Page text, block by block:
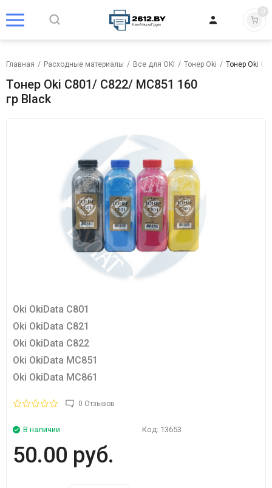
0
Главная / Расходные материалы / Все для OKI / Тонер Oki / Тонер Oki
Тонер Oki C801/ C822/ MC851 160
гр Black
Oki OkiData C801
Oki OkiData C821
Oki OkiData C822
Oki OkiData MC851
Oki OkiData MC861
0 Отзывов
В наличии Код: 13653
50.00 руб.